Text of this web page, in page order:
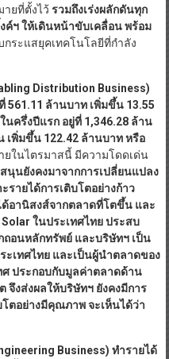
ายที่ตั้งไว้ รวมถึงเร่งผลักดันทุก
ค์ฯ ให้เดินหน้าขับเคลื่อน พร้อม
ระแสยุคเทคโนโลยีที่กำลัง
Distribution Business)
561.11 ล้านบาท เพิ่มขึ้น 13.55
นครึ่งปีแรก อยู่ที่ 1,346.28 ล้าน
เพิ่มขึ้น 122.42 ล้านบาท หรือ
ยในไตรมาสนี้ มีความโดดเด่น
นุนยังคงมาจากการเปลี่ยนแปลง
รายได้การเติบโตอย่างก้าว
ด้อานิสงส์จากตลาดที่โตขึ้น และ
ในประเทศไทย ประสบ
ถอนหลักทรัพย์ และบริษัทฯ เป็น
เทศไทย และเป็นผู้นำตลาดของ
ประกอบกับมูลค่าตลาดด้าน
จึงส่งผลให้บริษัทฯ ยังคงมีการ
โตอย่างมีคุณภาพ จะเห็นได้ว่า
Business) ทำรายได้